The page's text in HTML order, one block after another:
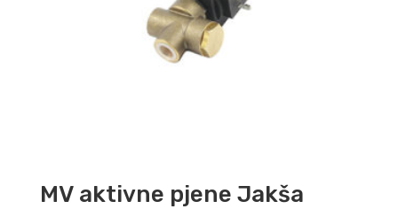
MV aktivne pjene Jakša